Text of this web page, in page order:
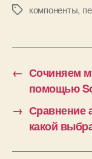
типы и
М
к
компоненты,
← Сочиняем
помощью
→ Сравнение
какой